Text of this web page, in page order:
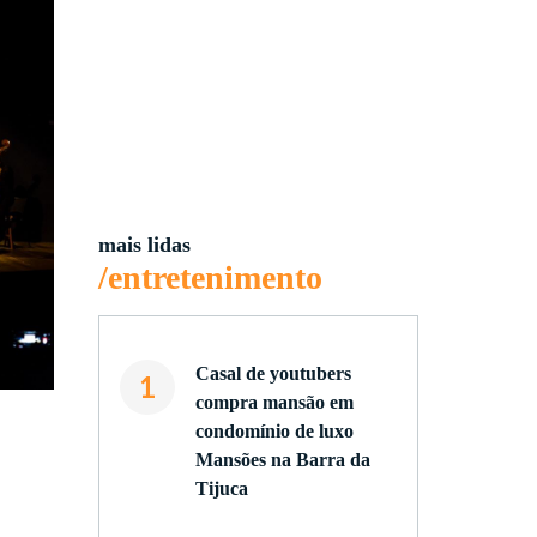
mais lidas
/entretenimento
1
Casal de youtubers
compra mansão em
condomínio de luxo
Mansões na Barra da
Tijuca